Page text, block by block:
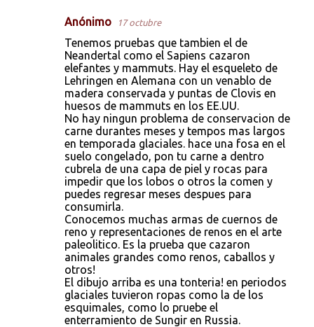
Anónimo 17 octubre
Tenemos pruebas que tambien el de
Neandertal como el Sapiens cazaron
elefantes y mammuts. Hay el esqueleto de
Lehringen en Alemana con un venablo de
madera conservada y puntas de Clovis en
huesos de mammuts en los EE.UU.
No hay ningun problema de conservacion de
carne durantes meses y tempos mas largos
en temporada glaciales. hace una fosa en el
suelo congelado, pon tu carne a dentro
cubrela de una capa de piel y rocas para
impedir que los lobos o otros la comen y
puedes regresar meses despues para
consumirla.
Conocemos muchas armas de cuernos de
reno y representaciones de renos en el arte
paleolitico. Es la prueba que cazaron
animales grandes como renos, caballos y
otros!
El dibujo arriba es una tonteria! en periodos
glaciales tuvieron ropas como la de los
esquimales, como lo pruebe el
enterramiento de Sungir en Russia.